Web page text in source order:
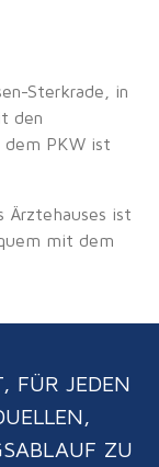
Sterkrade, in
den
PKW ist
Ärztehauses ist
mit dem
FÜR JEDEN
ZU